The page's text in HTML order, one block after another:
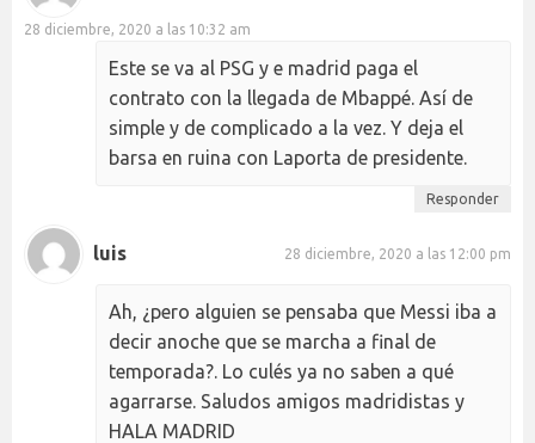
28 diciembre, 2020 a las 10:32 am
Este se va al PSG y e madrid paga el
contrato con la llegada de Mbappé. Así de
simple y de complicado a la vez. Y deja el
barsa en ruina con Laporta de presidente.
Responder
luis 28 diciembre, 2020 a las 12:00 pm
Ah, ¿pero alguien se pensaba que Messi iba a
decir anoche que se marcha a final de
temporada?. Lo culés ya no saben a qué
agarrarse. Saludos amigos madridistas y
HALA MADRID